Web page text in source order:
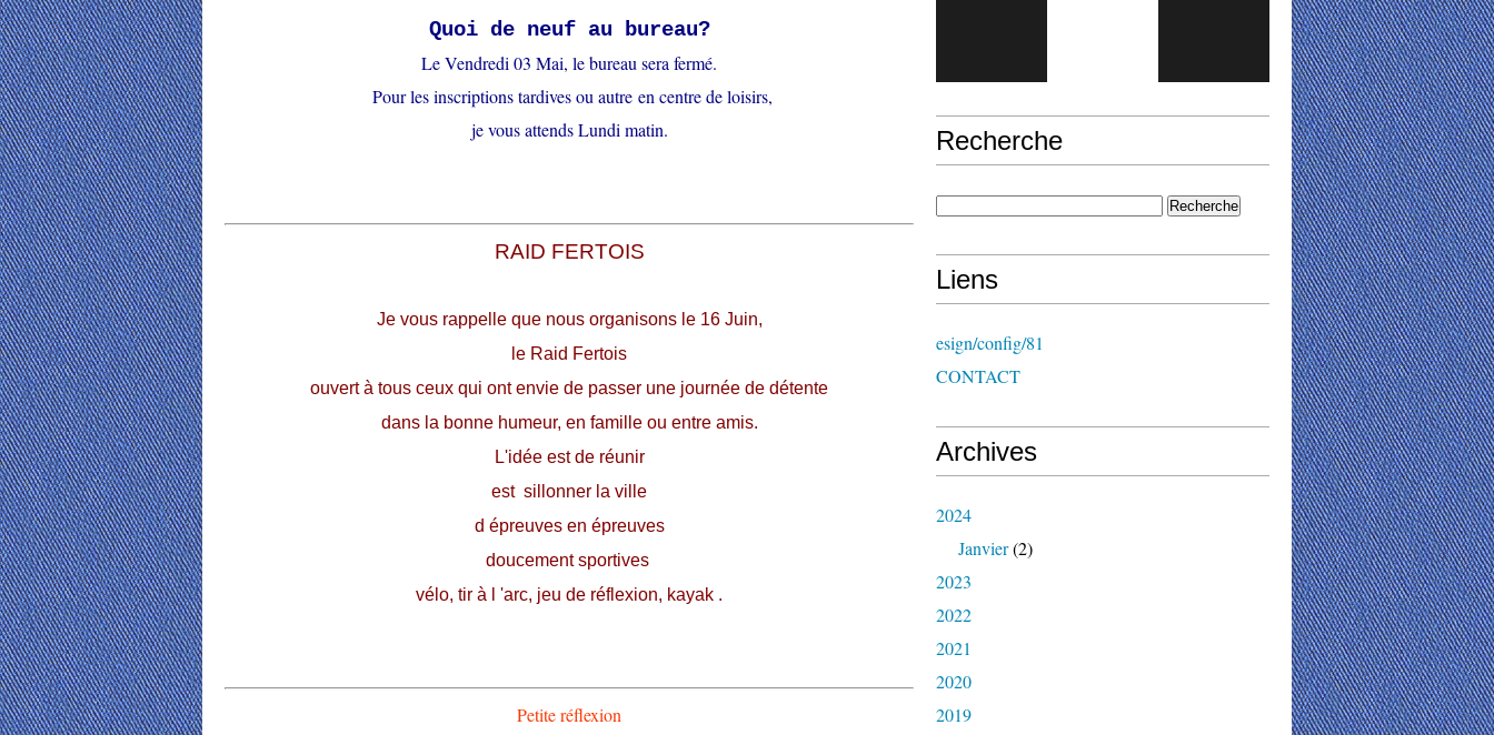
Quoi de neuf au bureau?
Le Vendredi 03 Mai, le bureau sera fermé.
Pour les inscriptions tardives ou autre en centre de loisirs,
je vous attends Lundi matin.
RAID FERTOIS
Je vous rappelle que nous organisons le 16 Juin,
le Raid Fertois
ouvert à tous ceux qui ont envie de passer une journée de détente
dans la bonne humeur, en famille ou entre amis.
L'idée est de réunir
est sillonner la ville
d épreuves en épreuves
doucement sportives
vélo, tir à l 'arc, jeu de réflexion, kayak .
Petite réflexion
Recherche
Liens
esign/config/81
CONTACT
Archives
2024
Janvier(2)
2023
2022
2021
2020
2019